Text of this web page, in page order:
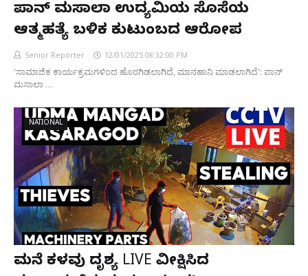
ಪಾನ್ ಮಸಾಲಾ ಉದ್ಯಮಿಯ ಸೊಸೆಯ
ಆತ್ಮಹತ್ಯೆ ಬಳಿಕ ಕುಟುಂಬದ ಆರೋಪ
Senior Reporter 12/01/2025 08:32:00 PM
'ಸಾಮಾಜಿಕ ಕಾರ್ಯಕ್ರಮಗಳಿಂದ ಹೊರಗಿಡಲಾಗಿದೆ, ಮಾನಹಾನಿ ಮಾಡಲಾಗಿದೆ': ಪಾನ್
ಮಸಾಲಾ …
NATIONAL
ಮನೆ ಕಳವು ದೃಶ್ಯ LIVE ವೀಕ್ಷಿಸಿದ